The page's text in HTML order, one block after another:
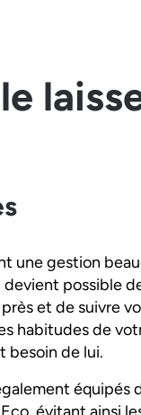
une gestion
devient possible
et de suivre
habitudes de
besoin de lui.
équipés